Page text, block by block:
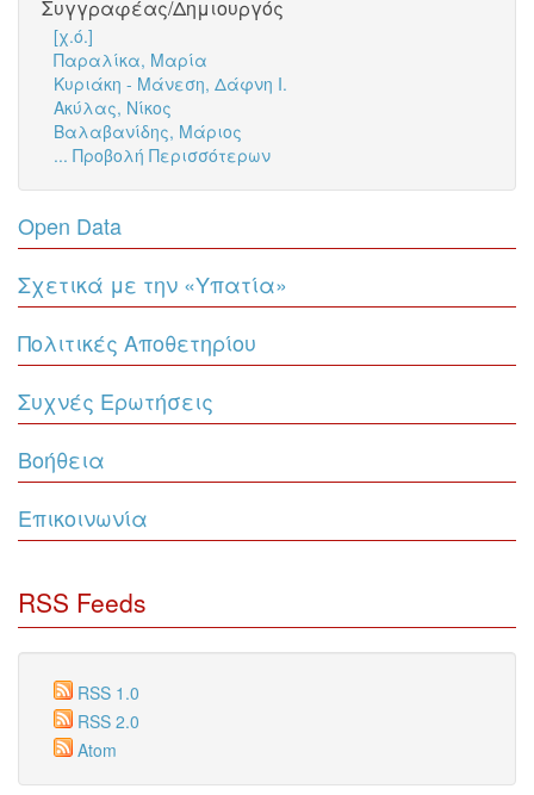
Συγγραφέας/Δημιουργός
[χ.ό.]
Παραλίκα, Μαρία
Κυριάκη - Μάνεση, Δάφνη Ι.
Ακύλας, Νίκος
Βαλαβανίδης, Μάριος
... Προβολή Περισσότερων
Open Data
Σχετικά με την «Υπατία»
Πολιτικές Αποθετηρίου
Συχνές Ερωτήσεις
Βοήθεια
Επικοινωνία
RSS Feeds
RSS 1.0
RSS 2.0
Atom